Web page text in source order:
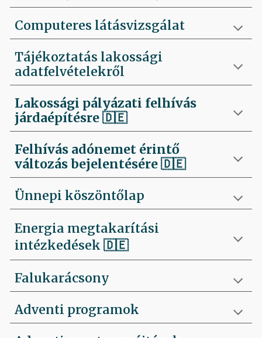
Computeres látásvizsgálat
Tájékoztatás lakossági
adatfelvételekről
Lakossági pályázati felhívás
járdaépítésre🇩🇪
Felhívás adónemet érintő
változás bejelentésére 🇩🇪
Ünnepi köszöntőlap
Energia megtakarítási
intézkedések 🇩🇪
Falukarácsony
Adventi programok